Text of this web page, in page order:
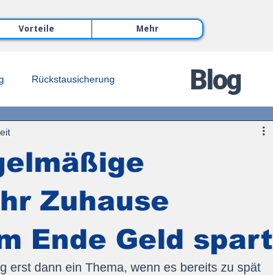
Vorteile Mehr
Rückstausicherung
Zuhause
Ende Geld spart
erst dann ein Thema, wenn es bereits zu spät
Blog